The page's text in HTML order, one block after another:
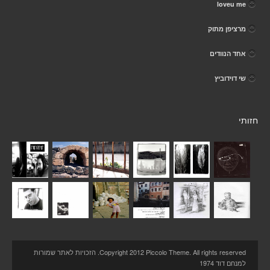
loveu me
מרציפן מתוק
אחד הנוודים
שי דוידוביץ
חזותי
Copyright 2012 Piccolo Theme. All rights reserved. הזכויות לאתר שמורות
למנחם דוד 1974